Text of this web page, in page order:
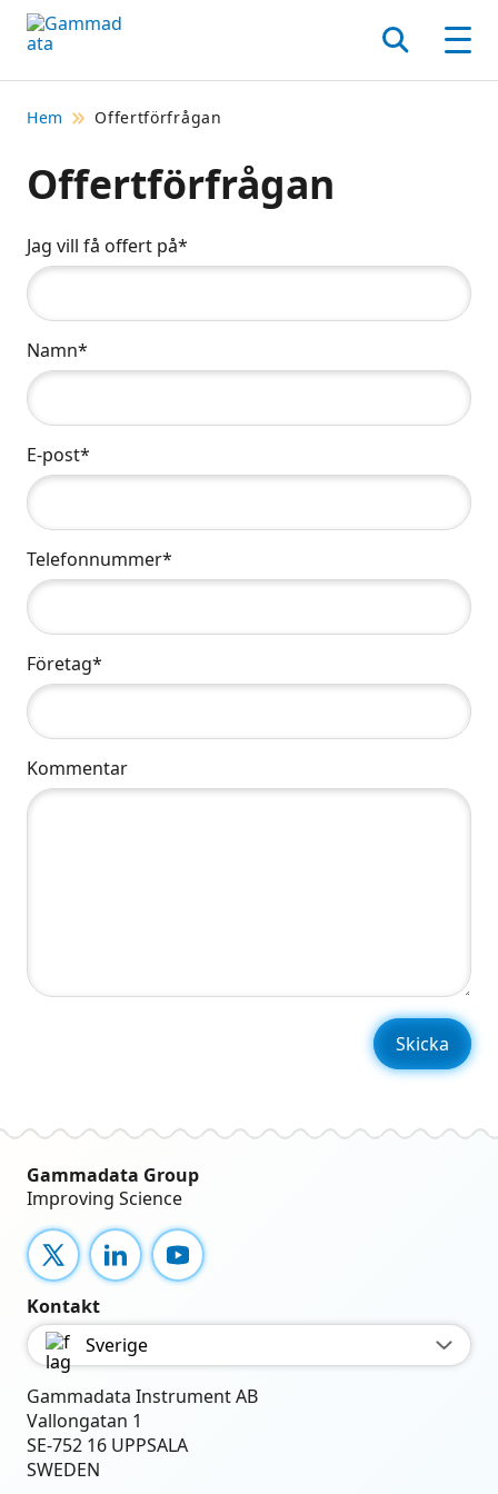
Hoppa
till
Sök
Hem Offertförfrågan
Offertförfrågan
Jag vill få offert på*
Namn*
E-post*
Telefonnummer*
Företag*
Kommentar
Gammadata Group
Improving Science
X LinkedInYouTube
Kontakt
Sverige
Gammadata Instrument AB
Vallongatan 1
SE-752 16 UPPSALA
SWEDEN